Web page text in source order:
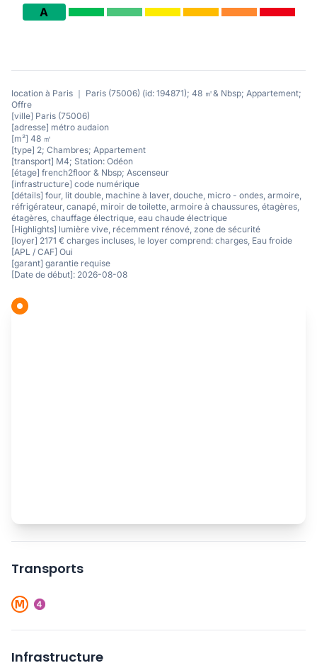
A
location à Paris ｜ Paris (75006) (id: 194871); 48 ㎡& Nbsp; Appartement;
Offre
[ville] Paris (75006)
[adresse] métro audaion
[m²] 48 ㎡
[type] 2; Chambres; Appartement
[transport] M4; Station: Odéon
[étage] french2floor & Nbsp; Ascenseur
[infrastructure] code numérique
[détails] four, lit double, machine à laver, douche, micro - ondes, armoire,
réfrigérateur, canapé, miroir de toilette, armoire à chaussures, étagères,
étagères, chauffage électrique, eau chaude électrique
[Highlights] lumière vive, récemment rénové, zone de sécurité
[loyer] 2171 € charges incluses, le loyer comprend: charges, Eau froide
[APL / CAF] Oui
[garant] garantie requise
[Date de début]: 2026-08-08
Transports
Infrastructure